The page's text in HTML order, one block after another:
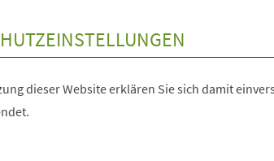
dieser Website erklären Sie sich damit